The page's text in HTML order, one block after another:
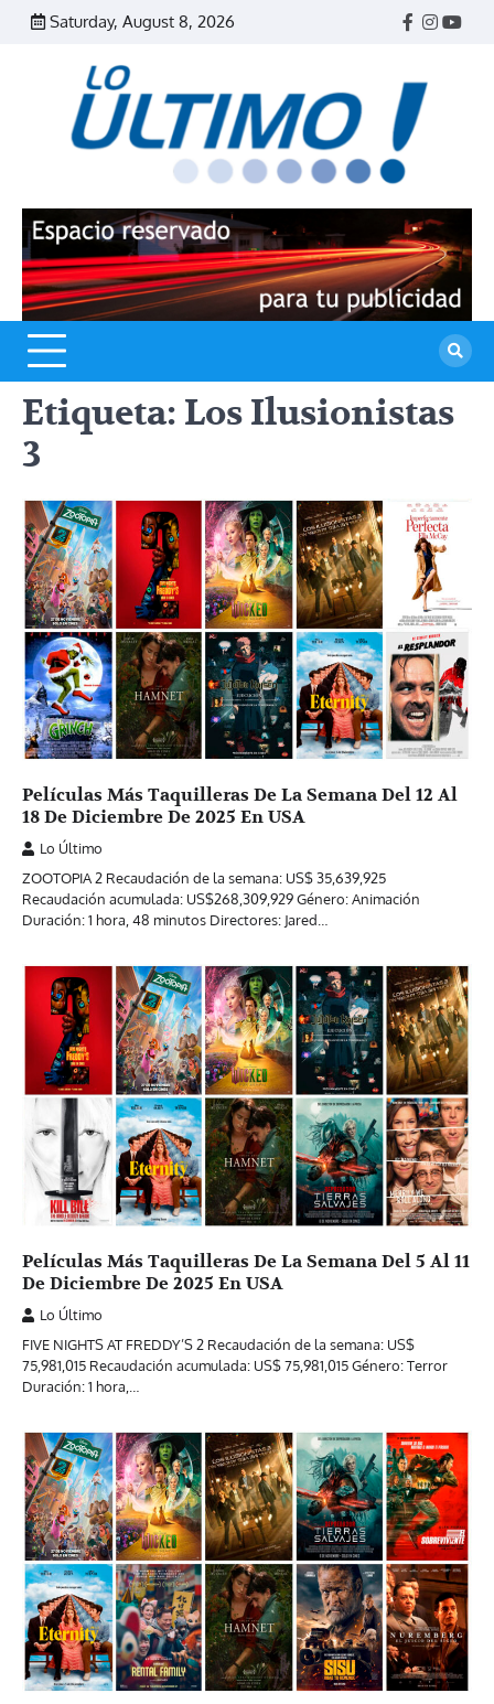
Skip
Saturday, August 8, 2026
Facebook
Etiqueta: Los Ilusionistas
3
Películas Más Taquilleras De La Semana Del 12 Al
18 De Diciembre De 2025 En USA
Lo Último
ZOOTOPIA 2 Recaudación de la semana: US$ 35,639,925
Recaudación acumulada: US$268,309,929 Género: Animación
Duración: 1 hora, 48 minutos Directores: Jared…
Películas Más Taquilleras De La Semana Del 5 Al 11
De Diciembre De 2025 En USA
Lo Último
FIVE NIGHTS AT FREDDY’S 2 Recaudación de la semana: US$
75,981,015 Recaudación acumulada: US$ 75,981,015 Género: Terror
Duración: 1 hora,…